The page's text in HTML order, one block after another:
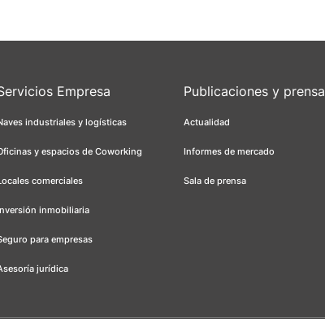
Empresa
industriales y logísticas
y espacios de Coworking
comerciales
inmobiliaria
para empresas
jurídica
Publicaciones y prensa
Actualidad
Informes de mercado
Sala de prensa